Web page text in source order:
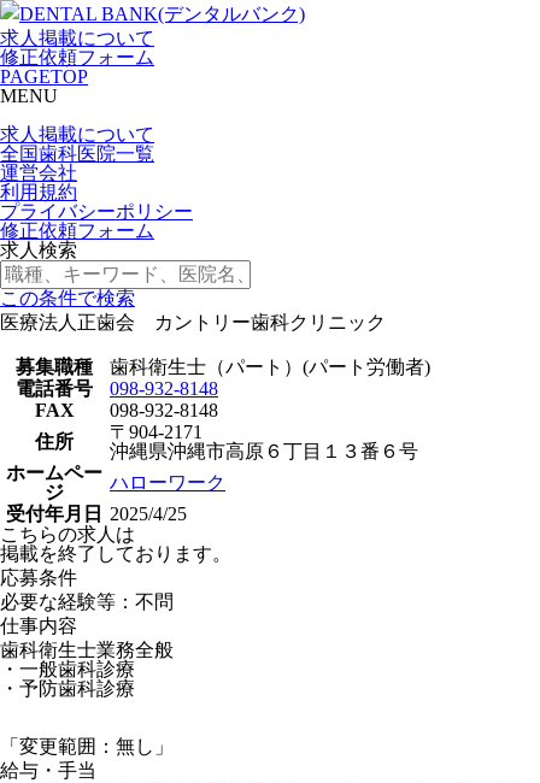
求人掲載について
修正依頼フォーム
PAGETOP
MENU
求人掲載について
全国歯科医院一覧
運営会社
利用規約
プライバシーポリシー
修正依頼フォーム
求人検索
この条件で検索
医療法人正歯会 カントリー歯科クリニック
募集職種
歯科衛生士（パート）(パート労働者)
電話番号
098-932-8148
FAX
098-932-8148
住所
〒904-2171
沖縄県沖縄市高原６丁目１３番６号
ホームペー
ジ
ハローワーク
受付年月日
2025/4/25
こちらの求人は
掲載を終了しております。
応募条件
必要な経験等：不問
仕事内容
歯科衛生士業務全般
・一般歯科診療
・予防歯科診療
「変更範囲：無し」
給与・手当